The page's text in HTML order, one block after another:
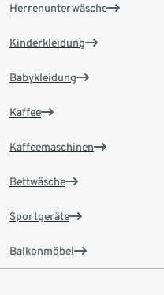
Herrenunterwäsche
Kinderkleidung
Babykleidung
Kaffee
Kaffeemaschinen
Bettwäsche
Sportgeräte
Balkonmöbel